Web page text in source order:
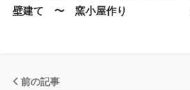
壁建て 〜 窯小屋作り
前の記事